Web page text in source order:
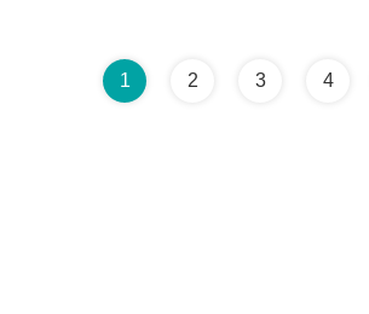
1 2 3 4